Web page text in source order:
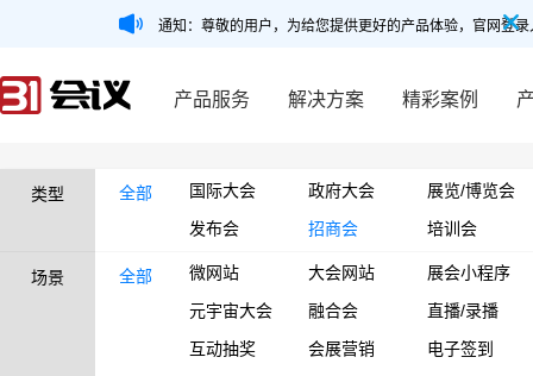
通知：尊敬的用户，为给您提供更好的产品体验，官网登
产品服务 解决方案 精彩案例
类型 全部 国际大会 政府大会
展览/博览会
发布会
招商会 培训会
场景 全部 微网站 大会网站
展会小程序
元宇宙大会
融合会
直播/录播
互动抽奖
会展营销
电子签到